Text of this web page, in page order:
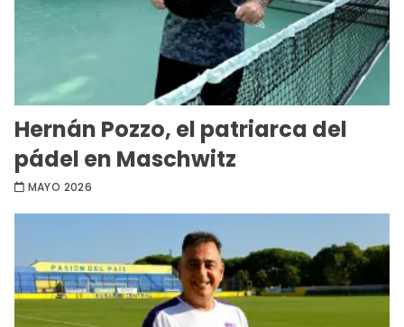
Hernán Pozzo, el patriarca del
pádel en Maschwitz
MAYO 2026